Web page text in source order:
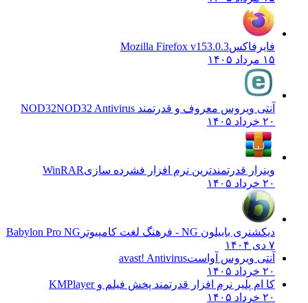
فایرفاکسMozilla Firefox v153.0.3
آنتی ویروس معروف و قدرتمند NOD32 NOD32 Antivirus
وینرار قدرتمندترین نرم افزار فشرده سازیWinRAR
دیکشنری بابیلون NG - فرهنگ لغت کامپیوتر
Babylon Pro NG
آنتی ویروس آواستavast! Antivirus
کا ام پلیر نرم افزار قدرتمند پخش فیلم وKMPlayer